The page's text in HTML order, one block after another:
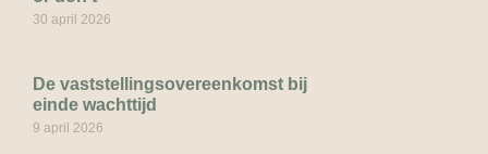
30 april 2026
De vaststellingsovereenkomst bij
einde wachttijd
9 april 2026